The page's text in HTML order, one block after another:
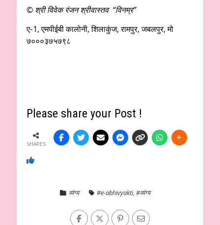
© श्री विवेक रंजन श्रीवास्तव “विनम्र”
ए-1, एमपीईबी कालोनी, शिलाकुंज, रामपुर, जबलपुर, मो
७०००३७५७९८
Please share your Post !
SHARES
व्यंग्य #e-abhivyakti, #व्यंग्य